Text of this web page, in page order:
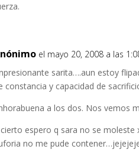
el mayo 20, 2008 a las
sarita….aun estoy
constancia y capacidad de
a los dos. Nos vemos
cierto espero q sara no se
no me pude